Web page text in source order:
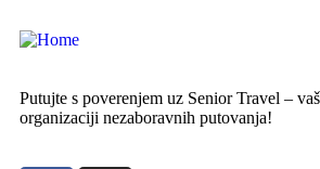
Putujte s poverenjem uz Senior Travel –
organizaciji nezaboravnih putovanja!